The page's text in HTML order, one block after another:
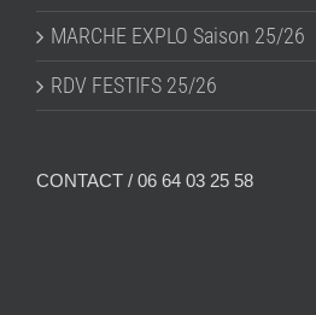
MARCHE EXPLO Saison 25/26
RDV FESTIFS 25/26
CONTACT / 06 64 03 25 58